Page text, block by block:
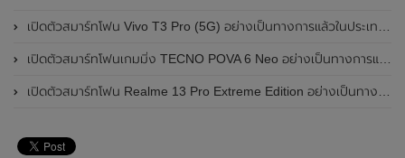
เปิดตัวสมาร์ทโฟน Vivo T3 Pro (5G) อย่างเป็นทางการแล้วในประเทศอินเดีย
เปิดตัวสมาร์ทโฟนเกมมิ่ง TECNO POVA 6 Neo อย่างเป็นทางการแล้วในประเทศไทย ในราคา 8,499 บาท
เปิดตัวสมาร์ทโฟน Realme 13 Pro Extreme Edition อย่างเป็นทางการแล้วในประเทศจีน